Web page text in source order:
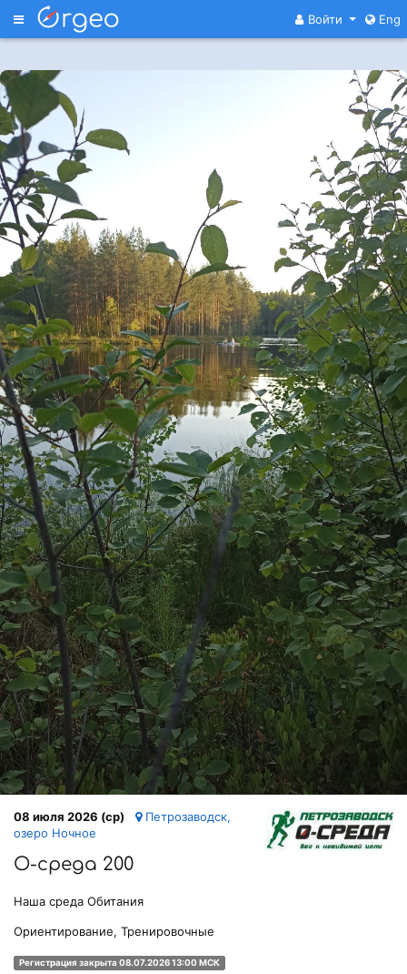
Меню Войти Eng
08 июля 2026 (ср)
Петрозаводск,
озеро Ночное
О-среда 200
Наша среда Обитания
Ориентирование, Тренировочные
Регистрация закрыта 08.07.2026 13:00 МСК